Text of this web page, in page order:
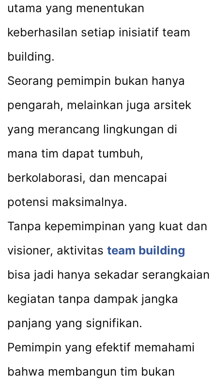
utama yang menentukan
keberhasilan setiap inisiatif team
building.
Seorang pemimpin bukan hanya
pengarah, melainkan juga arsitek
yang merancang lingkungan di
mana tim dapat tumbuh,
berkolaborasi, dan mencapai
potensi maksimalnya.
Tanpa kepemimpinan yang kuat dan
visioner, aktivitas team building
bisa jadi hanya sekadar serangkaian
kegiatan tanpa dampak jangka
panjang yang signifikan.
Pemimpin yang efektif memahami
bahwa membangun tim bukan